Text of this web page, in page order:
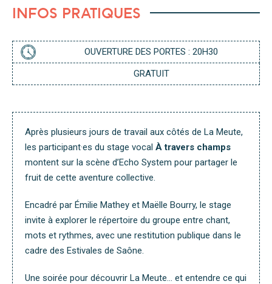
N
R
A
INFOS PRATIQUES
OUVERTURE DES PORTES : 20H30
GRATUIT
Après plusieurs jours de travail aux côtés de La Meute,
les participant·es du stage vocal À travers champs
montent sur la scène d’Echo System pour partager le
fruit de cette aventure collective.
Encadré par Émilie Mathey et Maëlle Bourry, le stage
invite à explorer le répertoire du groupe entre chant,
mots et rythmes, avec une restitution publique dans le
cadre des Estivales de Saône.
Une soirée pour découvrir La Meute… et entendre ce qui